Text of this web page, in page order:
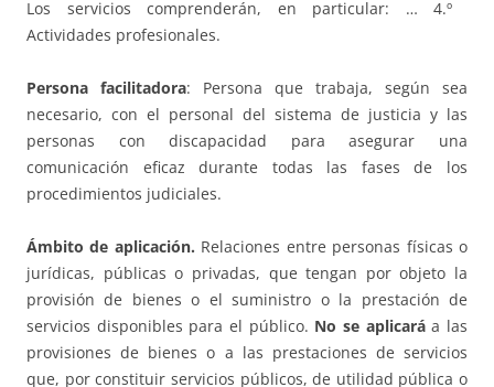
Los servicios comprenderán, en particular: … 4.º
Actividades profesionales.
Persona facilitadora: Persona que trabaja, según sea
necesario, con el personal del sistema de justicia y las
personas con discapacidad para asegurar una
comunicación eficaz durante todas las fases de los
procedimientos judiciales.
Ámbito de aplicación. Relaciones entre personas físicas o
jurídicas, públicas o privadas, que tengan por objeto la
provisión de bienes o el suministro o la prestación de
servicios disponibles para el público. No se aplicaráa las
provisiones de bienes o a las prestaciones de servicios
que, por constituir servicios públicos, de utilidad pública o